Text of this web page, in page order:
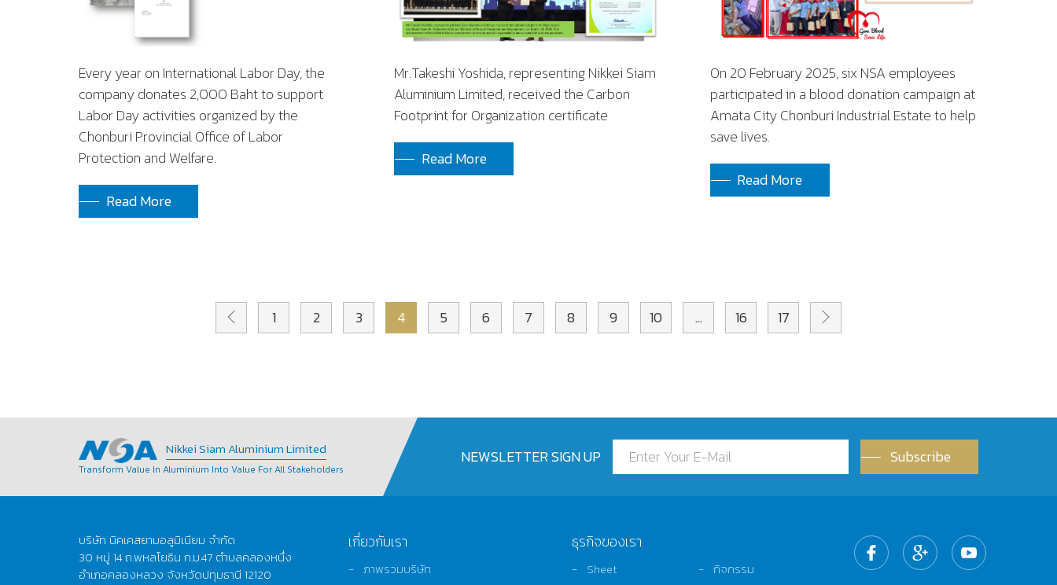
Every year on International Labor Day, the
company donates 2,000 Baht to support
Labor Day activities organized by the
Chonburi Provincial Office of Labor
Protection and Welfare.
Read More
Mr.Takeshi Yoshida, representing Nikkei Siam
Aluminium Limited, received the Carbon
Footprint for Organization certificate
Read More
On 20 February 2025, six NSA employees
participated in a blood donation campaign at
Amata City Chonburi Industrial Estate to help
save lives.
Read More
1 2 3 4 5 6 7 8 9 10 ... 16 17
Nikkei Siam Aluminium Limited
Transform Value In Aluminium Into Value For All Stakeholders
NEWSLETTER SIGN UP Subscribe
บริษัท นิคเคสยามอลูมิเนียม จำกัด
30 หมู่ 14 ถ.พหลโยธิน ก.ม.47 ตำบลคลองหนึ่ง
อำเภอคลองหลวง จังหวัดปทุมธานี 12120
เกี่ยวกับเรา
ภาพรวมบริษัท
ธุรกิจของเรา
Sheet กิจกรรม